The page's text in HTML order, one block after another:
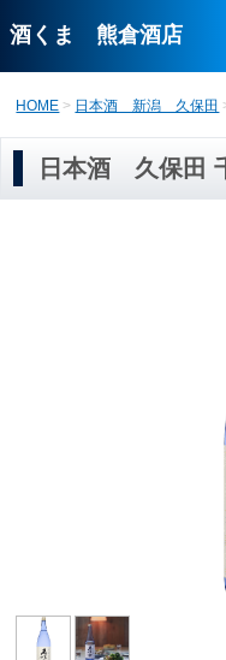
酒くま 熊倉酒店
HOME 日本酒 新潟 久保田
日本酒 久保田